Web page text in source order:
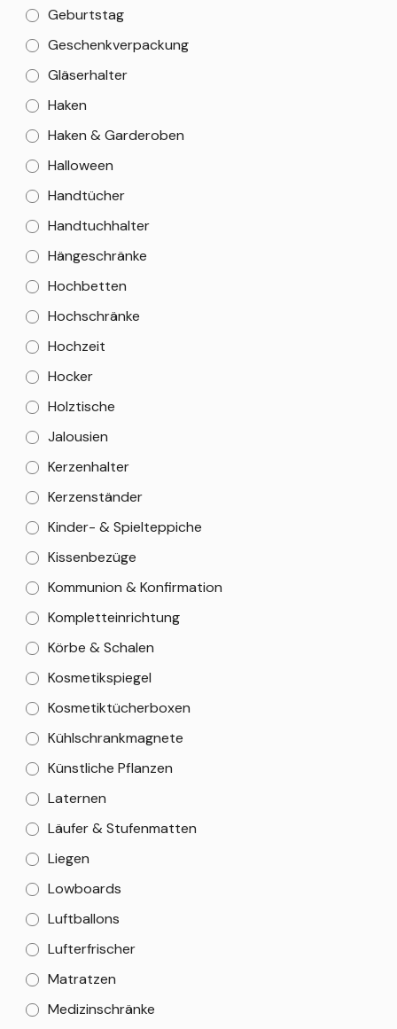
Geburtstag
Geschenkverpackung
Gläserhalter
Haken
Haken & Garderoben
Halloween
Handtücher
Handtuchhalter
Hängeschränke
Hochbetten
Hochschränke
Hochzeit
Hocker
Holztische
Jalousien
Kerzenhalter
Kerzenständer
Kinder- & Spielteppiche
Kissenbezüge
Kommunion & Konfirmation
Kompletteinrichtung
Körbe & Schalen
Kosmetikspiegel
Kosmetiktücherboxen
Kühlschrankmagnete
Künstliche Pflanzen
Laternen
Läufer & Stufenmatten
Liegen
Lowboards
Luftballons
Lufterfrischer
Matratzen
Medizinschränke